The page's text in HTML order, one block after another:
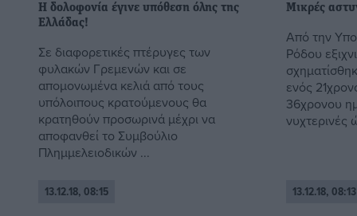
Η δολοφονία έγινε υπόθεση όλης της
Ελλάδας!
Σε διαφορετικές πτέρυγες των
φυλακών Γρεμενών και σε
απομονωμένα κελιά από τους
υπόλοιπους κρατούμενους θα
κρατηθούν προσωρινά μέχρι να
αποφανθεί το Συμβούλιο
Πλημμελειοδικών ...
13.12.18, 08:15
Μικρές
Από την
Ρόδου
ενός
36χρονου
νυχτερινές
13.12.18, 08:13